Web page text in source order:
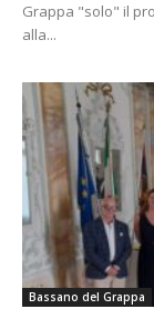
Grappa "solo" il
alla...
Bassano del Grappa